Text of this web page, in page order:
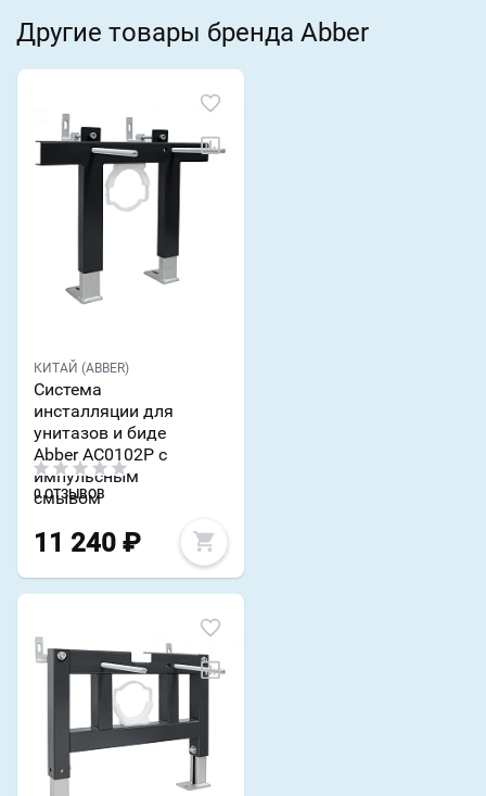
Другие товары бренда Abber
КИТАЙ (ABBER)
Система
инсталляции для
унитазов и биде
Abber AC0102P с
импульсным
смывом
0 ОТЗЫВОВ
11 240 ₽